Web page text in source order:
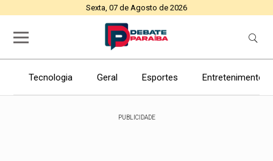
Sexta, 07 de Agosto de 2026
Tecnologia Geral Esportes Entretenimento
PUBLICIDADE